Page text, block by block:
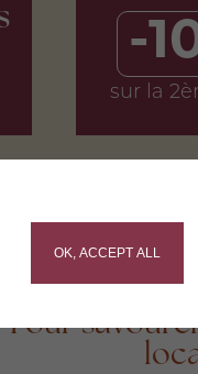
-
sur la
Pour
OK, ACCEPT ALL